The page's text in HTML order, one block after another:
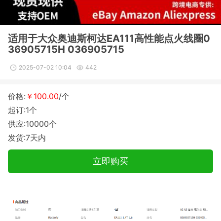
适用于大众奥迪斯柯达EA111高性能点火线圈0
36905715H 036905715
2025-07-02 10:04 442
价格: ￥100.00/个
起订:1个
供应:10000个
发货:7天内
立即购买